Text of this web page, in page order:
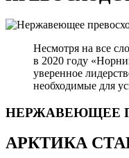
Несмотря на все
в 2020 году
уверенное
необходимые для
НЕРЖАВЕЮЩЕЕ
АРКТИКА